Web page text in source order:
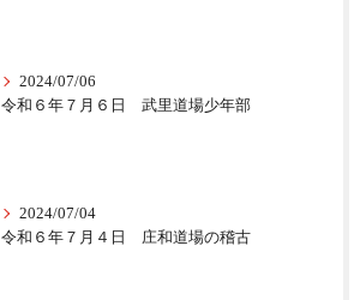
2024/07/06
令和６年７月６日 武里道場少年部
2024/07/04
令和６年７月４日 庄和道場の稽古